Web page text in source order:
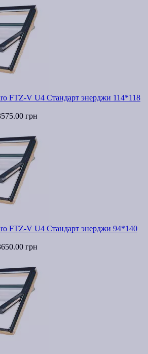
FTZ-V U4 Стандарт энерджи 114*118
грн
FTZ-V U4 Стандарт энерджи 94*140
грн